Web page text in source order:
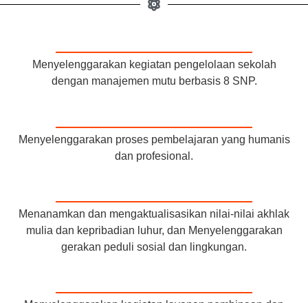
Menyelenggarakan kegiatan pengelolaan sekolah
dengan manajemen mutu berbasis 8 SNP.
Menyelenggarakan proses pembelajaran yang humanis
dan profesional.
Menanamkan dan mengaktualisasikan nilai-nilai akhlak
mulia dan kepribadian luhur, dan Menyelenggarakan
gerakan peduli sosial dan lingkungan.